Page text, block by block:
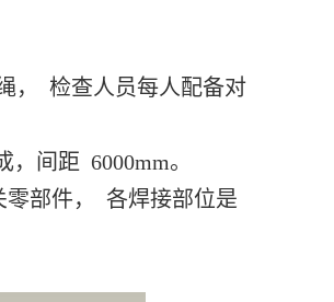
， 检查人员每人配备对
，间距 6000mm。
部件， 各焊接部位是